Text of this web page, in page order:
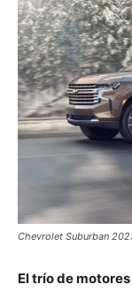
Chevrolet Suburban
El trío de